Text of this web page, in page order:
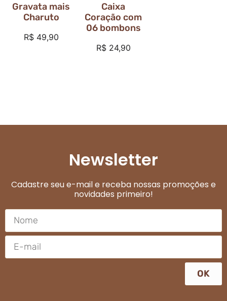
Gravata mais
Charuto
R$49,90
Caixa
Coração com
06 bombons
R$24,90
Newsletter
Cadastre seu e-mail e receba nossas promoções e
novidades primeiro!
OK